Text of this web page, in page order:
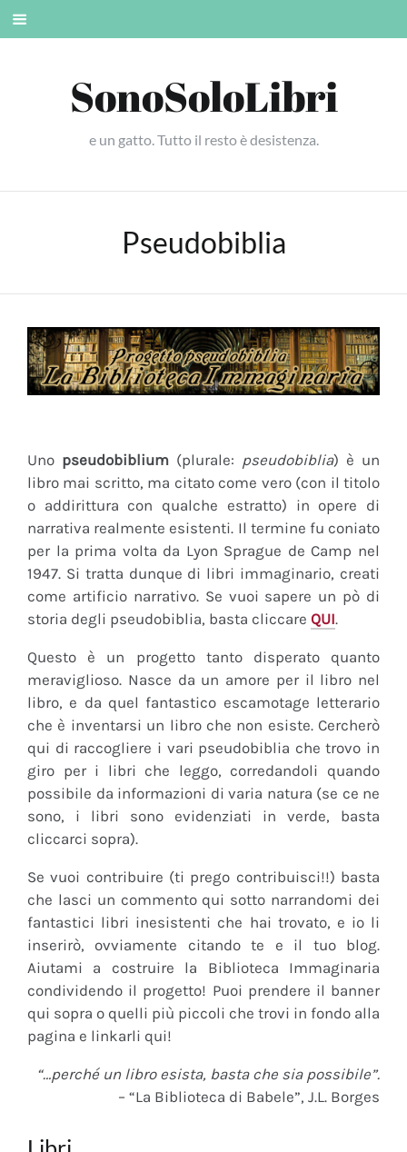
Skip
SonoSoloLibri
e un gatto. Tutto il resto è desistenza.
Pseudobiblia
Uno pseudobiblium (plurale: pseudobiblia) è un
libro mai scritto, ma citato come vero (con il titolo
o addirittura con qualche estratto) in opere di
narrativa realmente esistenti. Il termine fu coniato
per la prima volta da Lyon Sprague de Camp nel
1947. Si tratta dunque di libri immaginario, creati
come artificio narrativo. Se vuoi sapere un pò di
storia degli pseudobiblia, basta cliccare QUI.
Questo è un progetto tanto disperato quanto
meraviglioso. Nasce da un amore per il libro nel
libro, e da quel fantastico escamotage letterario
che è inventarsi un libro che non esiste. Cercherò
qui di raccogliere i vari pseudobiblia che trovo in
giro per i libri che leggo, corredandoli quando
possibile da informazioni di varia natura (se ce ne
sono, i libri sono evidenziati in verde, basta
cliccarci sopra).
Se vuoi contribuire (ti prego contribuisci!!) basta
che lasci un commento qui sotto narrandomi dei
fantastici libri inesistenti che hai trovato, e io li
inserirò, ovviamente citando te e il tuo blog.
Aiutami a costruire la Biblioteca Immaginaria
condividendo il progetto! Puoi prendere il banner
qui sopra o quelli più piccoli che trovi in fondo alla
pagina e linkarli qui!
“…perché un libro esista, basta che sia possibile”.
– “La Biblioteca di Babele”, J.L. Borges